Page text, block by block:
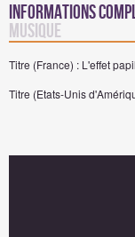
Informations
musique
Titre (France) : L'effet
Titre (Etats-Unis